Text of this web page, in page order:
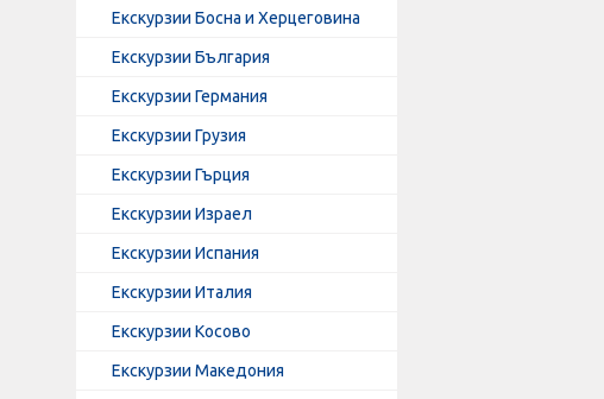
Екскурзии Босна и Херцеговина
Екскурзии България
Екскурзии Германия
Екскурзии Грузия
Екскурзии Гърция
Екскурзии Израел
Екскурзии Испания
Екскурзии Италия
Екскурзии Косово
Екскурзии Македония